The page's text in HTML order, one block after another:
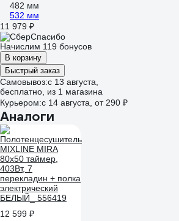
482 мм
532 мм
11 979 ₽
Начислим 119 бонусов
В корзину
Быстрый заказ
Самовывоз:c 13 августа,
бесплатно , из 1 магазина
Курьером:c 14 августа, от 290 ₽
Аналоги
12 599 ₽